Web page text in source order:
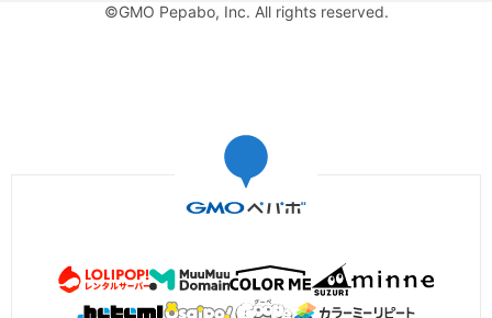
©GMO Pepabo, Inc. All rights reserved.